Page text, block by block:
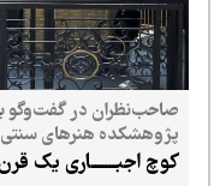
صاحب‌نظران در گفت‌وگو با «پیام
پژوهشکده هنرهای سنتی به
کوچ اجبـــــــاری یک قرن هنر